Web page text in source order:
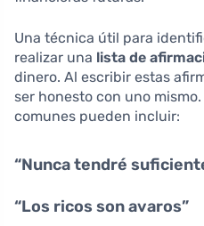
Una técnica útil para
realizar una lista de
dinero. Al escribir estas
ser honesto con uno
comunes pueden incluir:
“Nunca tendré
“Los ricos son avaros”